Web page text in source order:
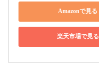
Amazonで見る
楽天市場で見る